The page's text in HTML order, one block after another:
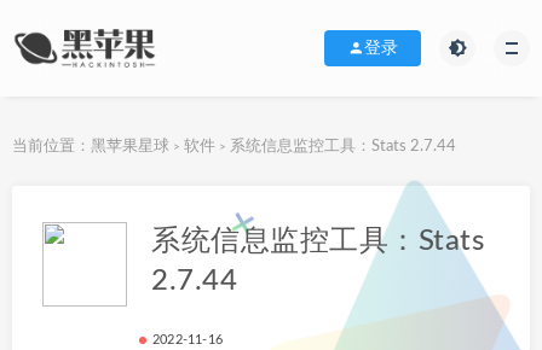
登录
当前位置： 黑苹果星球 > 软件 > 系统信息监控工具：Stats 2.7.44
系统信息监控工具：Stats
2.7.44
2022-11-16
下载地址